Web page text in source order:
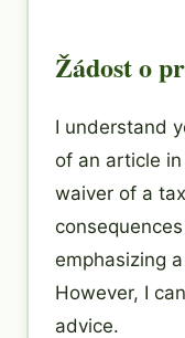
Žádost o
I understand
of an article
waiver of a
emphasizing
However, I
advice.